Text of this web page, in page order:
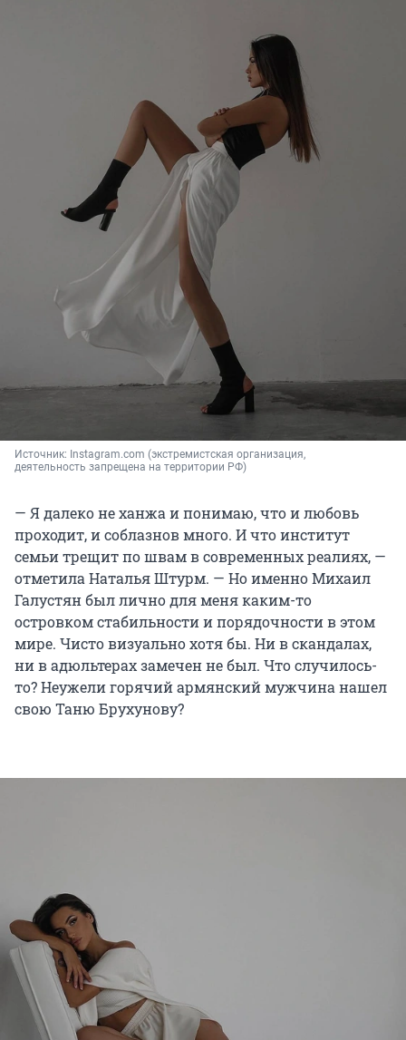
Источник: Instagram.com (экстремистская организация,
деятельность запрещена на территории РФ)
— Я далеко не ханжа и понимаю, что и любовь
проходит, и соблазнов много. И что институт
семьи трещит по швам в современных реалиях, —
отметила Наталья Штурм. — Но именно Михаил
Галустян был лично для меня каким-то
островком стабильности и порядочности в этом
мире. Чисто визуально хотя бы. Ни в скандалах,
ни в адюльтерах замечен не был. Что случилось-
то? Неужели горячий армянский мужчина нашел
свою Таню Брухунову?